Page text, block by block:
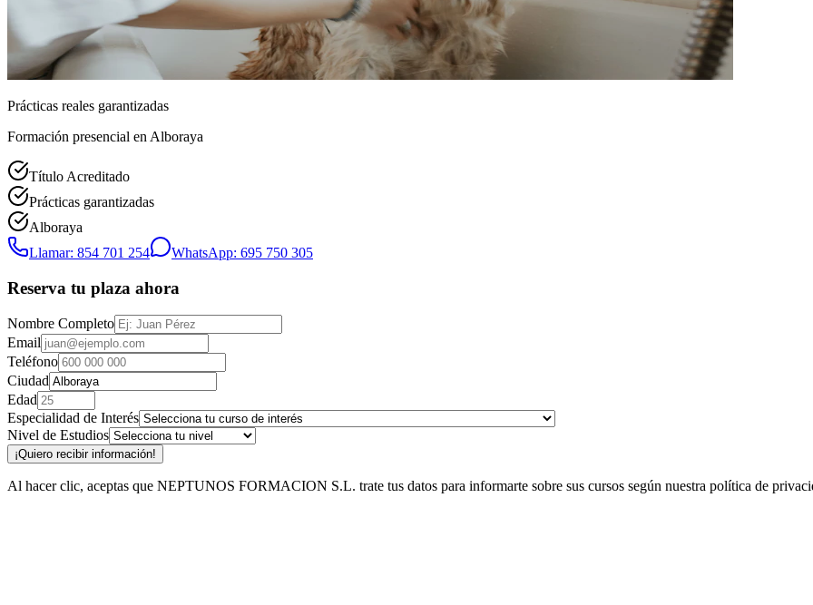
Prácticas reales garantizadas
Formación presencial en Alboraya
Título Acreditado
Prácticas garantizadas
Alboraya
Llamar: 854 701 254
WhatsApp: 695 750 305
Reserva tu plaza ahora
Nombre Completo
Email
Teléfono
Ciudad
Edad
Especialidad de Interés
Nivel de Estudios
¡Quiero recibir información!
Al hacer clic, aceptas que NEPTUNOS FORMACION S.L. trate tus datos para informarte sobre sus cursos según nuestra política de